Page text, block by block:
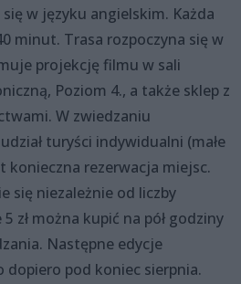
w języku angielskim. Każda
minut. Trasa rozpoczyna się w
projekcję filmu w sali
Poziom 4., a także sklep z
W zwiedzaniu
turyści indywidualni (małe
konieczna rezerwacja miejsc.
się niezależnie od liczby
zł można kupić na pół godziny
Następne edycje
dopiero pod koniec sierpnia.